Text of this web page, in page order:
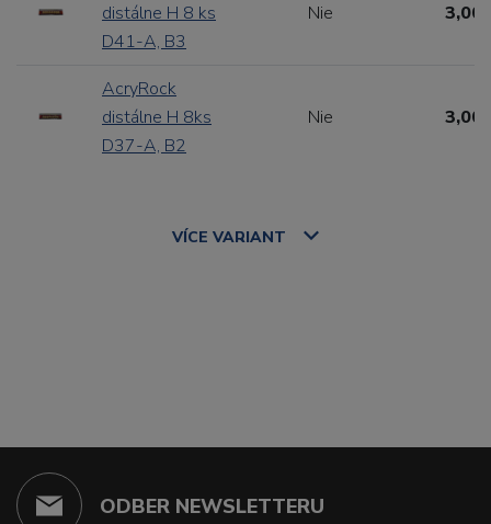
distálne H 8 ks
D41-A, B3
Nie 3,00
AcryRock
distálne H 8ks
D37-A, B2
Nie 3,00
VÍCE VARIANT
ODBER NEWSLETTERU